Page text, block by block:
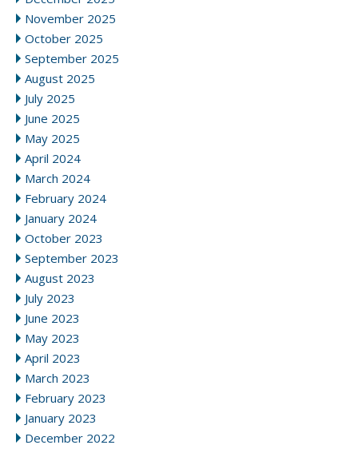
November 2025
October 2025
September 2025
August 2025
July 2025
June 2025
May 2025
April 2024
March 2024
February 2024
January 2024
October 2023
September 2023
August 2023
July 2023
June 2023
May 2023
April 2023
March 2023
February 2023
January 2023
December 2022